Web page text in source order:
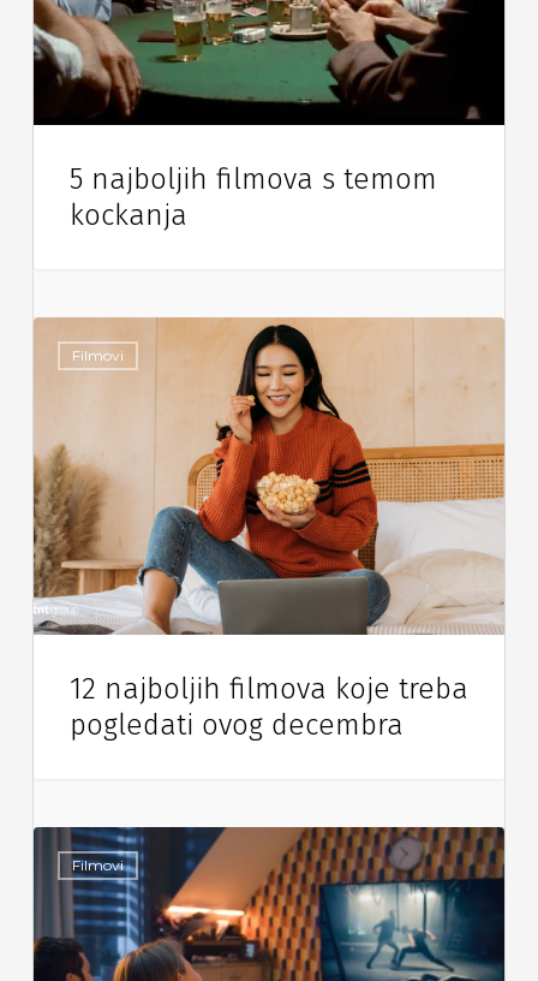
5 najboljih filmova s temom
kockanja
Filmovi
12 najboljih filmova koje treba
pogledati ovog decembra
Filmovi